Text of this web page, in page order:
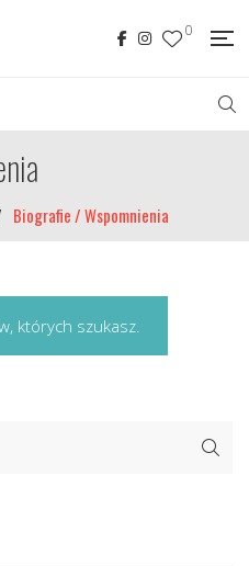
0
Biografie / Wspomnienia
których szukasz.